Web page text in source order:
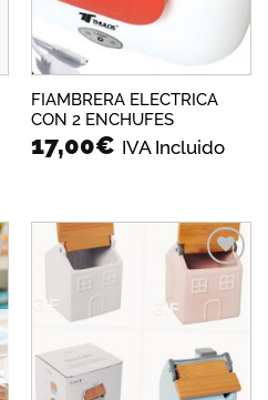
FIAMBRERA ELECTRICA
CON 2 ENCHUFES
17,00€ IVA Incluido
Añadir
a la
lista de